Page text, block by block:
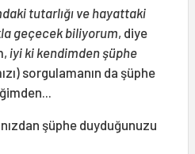
tutarlığı ve hayattaki
geçecek biliyorum, diye
iyi ki kendimden şüphe
sorgulamanın da şüphe
şüphe duyduğunuzu